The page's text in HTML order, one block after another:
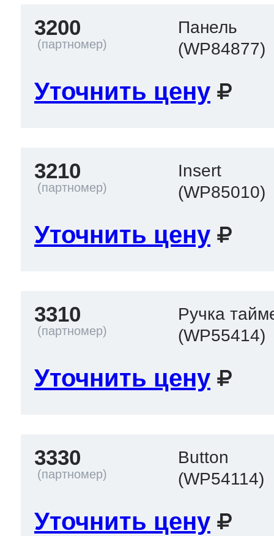
3200
Панель
(WP84877)
Уточнить цену
3210
Insert
(WP85010)
Уточнить цену
3310
Ручка
(WP55414)
Уточнить цену
3330
Button
(WP54114)
Уточнить цену